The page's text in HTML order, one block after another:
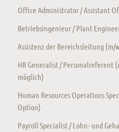
Office Administrator / Assistant
Betriebsingenieur / Plant
Assistenz der Bereichsleitung (m/
HR Generalist / Personalreferent
möglich)
Human Resources Operations
Option)
Payroll Specialist / Lohn- und